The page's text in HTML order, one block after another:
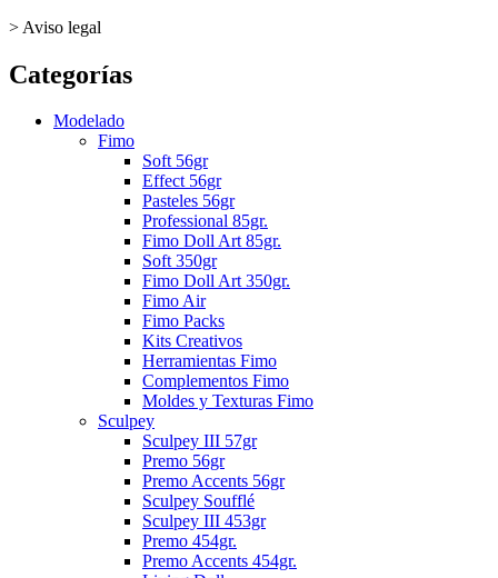
> Aviso legal
Categorías
Modelado
Fimo
Soft 56gr
Effect 56gr
Pasteles 56gr
Professional 85gr.
Fimo Doll Art 85gr.
Soft 350gr
Fimo Doll Art 350gr.
Fimo Air
Fimo Packs
Kits Creativos
Herramientas Fimo
Complementos Fimo
Moldes y Texturas Fimo
Sculpey
Sculpey III 57gr
Premo 56gr
Premo Accents 56gr
Sculpey Soufflé
Sculpey III 453gr
Premo 454gr.
Premo Accents 454gr.